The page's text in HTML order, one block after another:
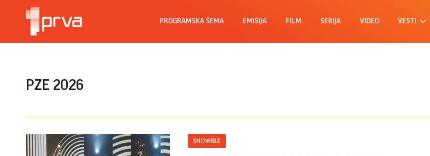
PROGRAMSKA ŠEMA EMISIJA FILM SERIJA VIDEO VESTI
PZE 2026
SHOWBIZ